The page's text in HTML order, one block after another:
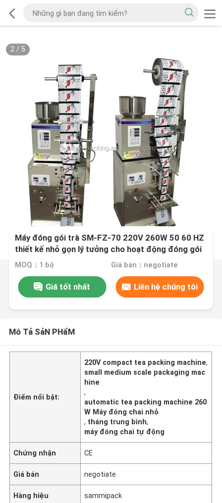
2/ 5
Máy đóng gói trà SM-FZ-70 220V 260W 50 60 HZ
thiết kế nhỏ gọn lý tưởng cho hoạt động đóng gói
trà quy mô vừa và nhỏ
MOQ：1 bộ Giá bán：negotiate
Giá tốt nhất Liên hệ chúng tôi
Mô Tả SảN PHẩM
Điểm nổi bật:
220V compact tea packing machine,
small medium scale packaging mac
hine
,
automatic tea packing machine 260
W Máy đóng chai nhỏ
, tháng trung bình,
máy đóng chai tự động
Chứng nhận CE
Giá bán negotiate
Hàng hiệu sammipack